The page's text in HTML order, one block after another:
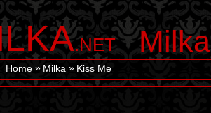
.NET Milka
Home Milka Kiss Me